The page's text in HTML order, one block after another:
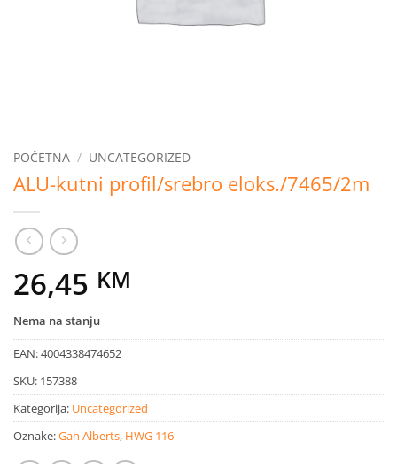
POČETNA / UNCATEGORIZED
ALU-kutni profil/srebro eloks./7465/2m
26,45 KM
Nema na stanju
EAN:4004338474652
SKU: 157388
Kategorija: Uncategorized
Oznake:Gah Alberts, HWG 116